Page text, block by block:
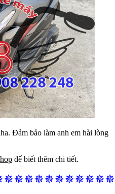
Đảm bảo làm anh em hài lòng
để biết thêm chi tiết.